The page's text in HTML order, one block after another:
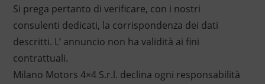
Si prega pertanto di verificare, con i nostri
consulenti dedicati, la corrispondenza dei dati
descritti. L’ annuncio non ha validità ai fini
contrattuali.
Milano Motors 4×4 S.r.l. declina ogni responsabilità